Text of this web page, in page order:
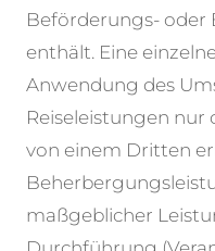
Beförderungs- oder
enthält. Eine
Anwendung des
Reiseleistungen nur
von einem Dritten
maßgeblicher